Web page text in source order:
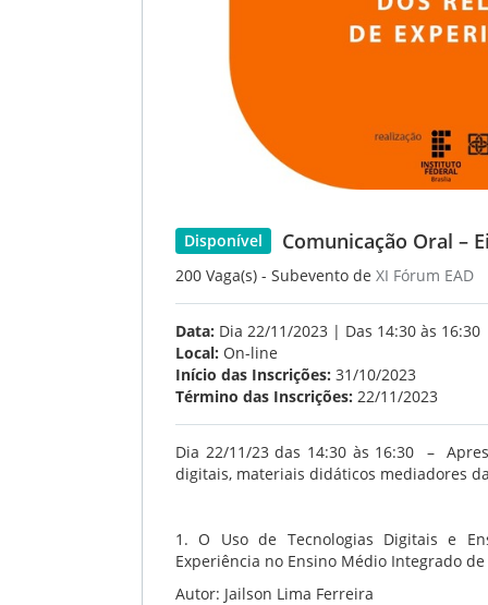
Disponível Comunicação Oral –
200 Vaga(s) - Subevento de XI Fórum EAD
Data: Dia 22/11/2023 | Das 14:30 às 16:30
Local: On-line
Início das Inscrições: 31/10/2023
Término das Inscrições: 22/11/2023
Dia 22/11/23 das 14:30 às 16:30 –
digitais, materiais didáticos mediadores
1. O Uso de Tecnologias Digitais e
Experiência no Ensino Médio Integrado
Autor: Jailson Lima Ferreira